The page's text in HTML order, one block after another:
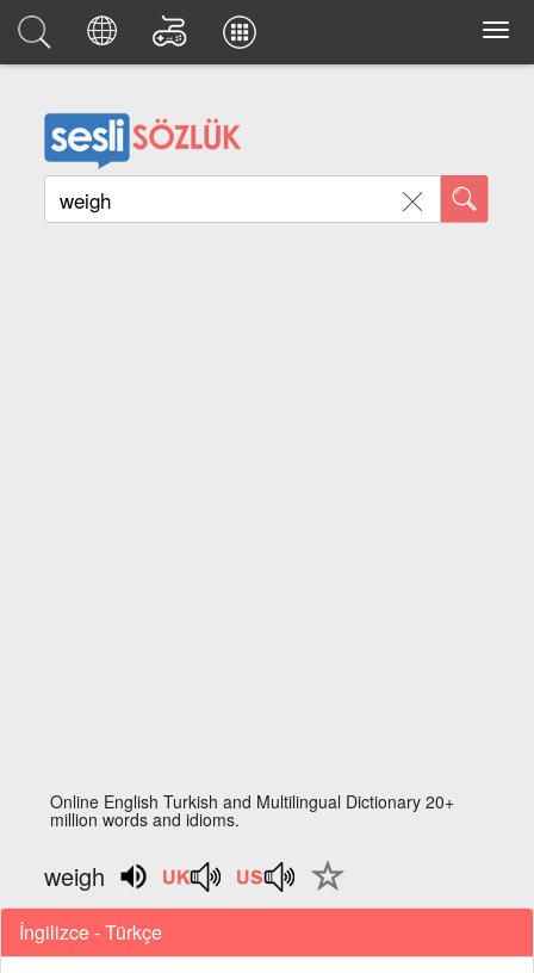
Online English Turkish and Multilingual Dictionary 20+
million words and idioms.
weigh
İngilizce - Türkçe